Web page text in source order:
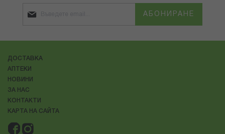
АБОНИРАНЕ
ДОСТАВКА
АПТЕКИ
НОВИНИ
ЗА НАС
КОНТАКТИ
КАРТА НА САЙТА